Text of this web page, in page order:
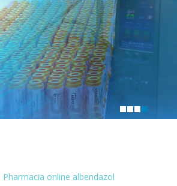
Pharmacia online albendazol